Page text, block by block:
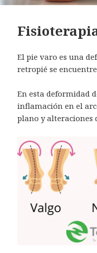
El pie varo es una
retropié se
En esta deformidad
inflamación en el
plano y alteraciones